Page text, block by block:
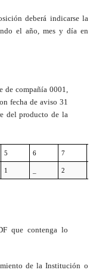
deberá indicarse la
el año, mes y día en
de compañía 0001,
fecha de aviso 31
del producto de la
5 6 7
1 2
que contenga lo
de la Institución o